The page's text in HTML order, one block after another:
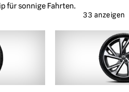
für sonnige Fahrten.
33 anzeigen